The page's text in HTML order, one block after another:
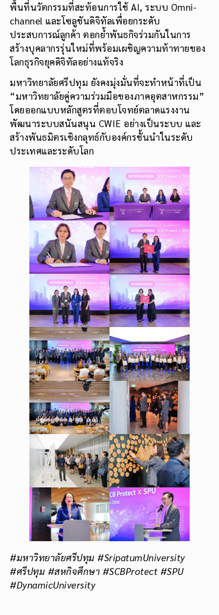
พื้นที่นวัตกรรมที่สะท้อนการใช้ AI, ระบบ Omni-
channel และโซลูชันดิจิทัลเพื่อยกระดับ
ประสบการณ์ลูกค้า ตอกย้ำพันธกิจร่วมกันในการ
สร้างบุคลากรรุ่นใหม่ที่พร้อมเผชิญความท้าทายของ
โลกธุรกิจยุคดิจิทัลอย่างแท้จริง
มหาวิทยาลัยศรีปทุม ยังคงมุ่งมั่นที่จะทำหน้าที่เป็น
“มหาวิทยาลัยคู่ความร่วมมือของภาคอุตสาหกรรม”
โดยออกแบบหลักสูตรที่ตอบโจทย์ตลาดแรงงาน
พัฒนาระบบสนันสนุน CWIE อย่างเป็นระบบ และ
สร้างพันธมิตรเชิงกลุทธ์กับองค์กรชั้นนำในระดับ
ประเทศและระดับโลก
#มหาวิทยาลัยศรีปทุม #SripatumUniversity
#ศรีปทุม #สหกิจศึกษา #SCBProtect #SPU
#DynamicUniversity